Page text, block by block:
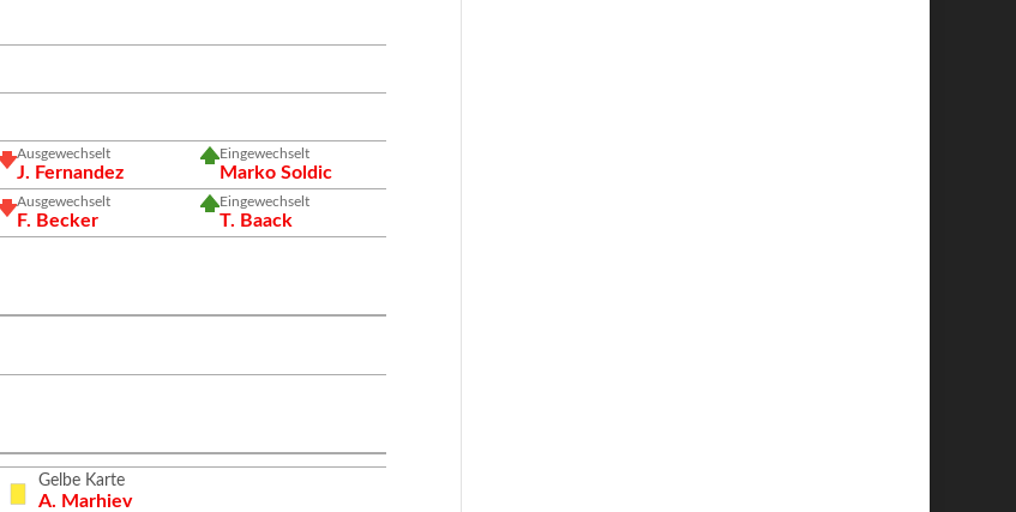
Ausgewechselt
J. Fernandez
Eingewechselt
Marko Soldic
Ausgewechselt
F. Becker
Eingewechselt
T. Baack
Gelbe Karte
A. Marhiev